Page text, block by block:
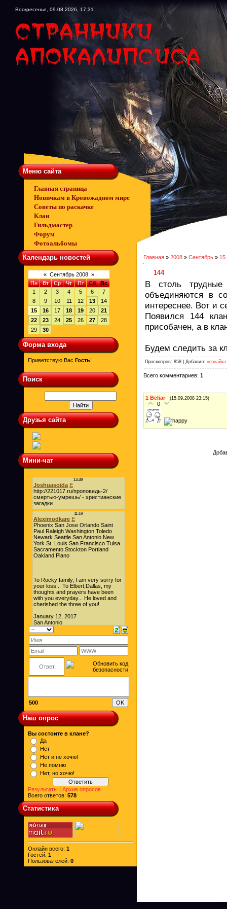
Воскресенье, 09.08.2026, 17:31
Меню сайта
Главная страница
Новичкам в Кровожадном мире
Советы по раскачке
Клан
Гильдмастер
Форум
Фотоальбомы
Календарь новостей
« Сентябрь 2008 »
Пн
Вт Ср Чт Пт Сб
Вс
1
2 3 4 5 6
7
8
9 10 11 12 13
14
15
16 17 18 19 20
21
22
23 24 25 26 27
28
29
30
Форма входа
Приветствую Вас Гость!
Поиск
Друзья сайта
Мини-чат
500
Наш опрос
Вы состоите в клане?
Да
Нет
Нет и не хочю!
Не помню
Нет, но хочю!
Результаты | Архив опросов
Всего ответов: 578
Статистика
Онлайн всего: 1
Гостей: 1
Пользователей: 0
Главная » 2008 » Сентябрь » 15
144
В столь
объединяются в
интереснее. Вот и
Появился 144
присобачен, а в
Будем следить за
Просмотров: 858 | Добавил: незнайка
Всего комментариев: 1
1 Beliar (15.09.2008 23:15)
0